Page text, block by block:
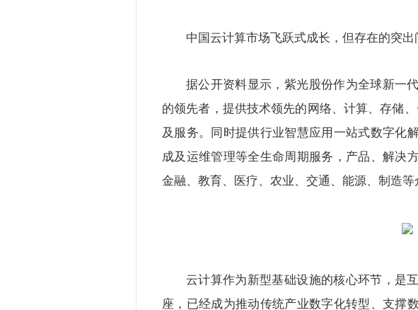
中国云计算市场飞跃式成长，但存在的突
据公开资料显示，紫光股份作为全球新一
的领先者，提供技术领先的网络、计算、存储
及服务。同时提供行业智慧应用一站式数字化
成及运维管理等全生命周期服务，产品、解决
金融、教育、医疗、农业、交通、能源、制造等
云计算作为新型基础设施的核心环节，是
座，已经成为推动传统产业数字化转型、支撑